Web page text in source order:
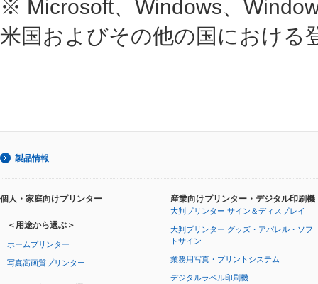
※ Microsoft、Windows、
米国およびその他の国における
製品情報
個人・家庭向けプリンター
＜用途から選ぶ＞
ホームプリンター
写真高画質プリンター
産業向けプリンター・デジタル印刷機
大判プリンター サイン＆ディスプレイ
大判プリンター グッズ・アパレル・ソフ
トサイン
業務用写真・プリントシステム
デジタルラベル印刷機